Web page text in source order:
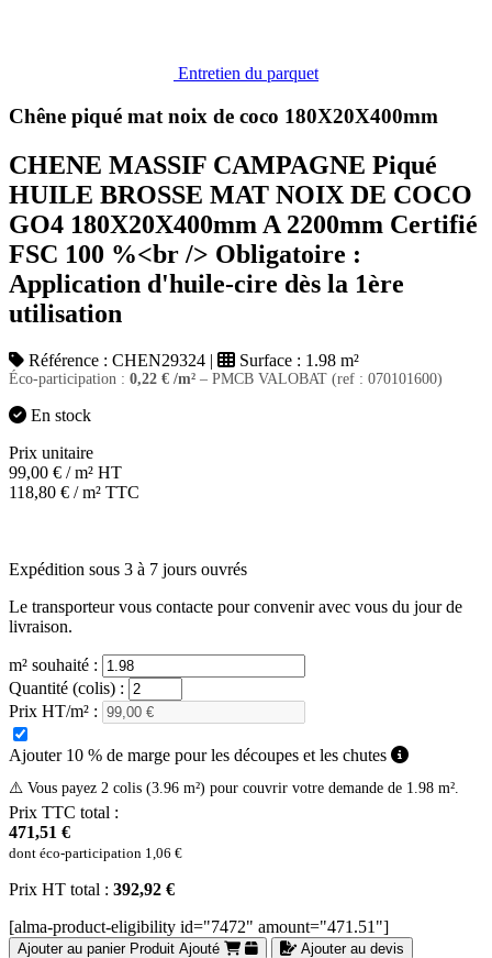
Entretien du parquet
Chêne piqué mat noix de coco 180X20X400mm
CHENE MASSIF CAMPAGNE Piqué
HUILE BROSSE MAT NOIX DE COCO
GO4 180X20X400mm A 2200mm Certifié
FSC 100 %<br /> Obligatoire :
Application d'huile-cire dès la 1ère
utilisation
Référence : CHEN29324 | Surface : 1.98 m²
Éco-participation : 0,22 € /m² – PMCB VALOBAT (ref : 070101600)
En stock
Prix unitaire
99,00 € / m² HT
118,80 € / m² TTC
Expédition sous 3 à 7 jours ouvrés
Le transporteur vous contacte pour convenir avec vous du jour de
livraison.
m² souhaité :
Quantité (colis) :
Prix HT/m² :
Ajouter 10 % de marge pour les découpes et les chutes
⚠️ Vous payez 2 colis (3.96 m²) pour couvrir votre demande de 1.98 m².
Prix TTC total :
471,51 €
dont éco-participation 1,06 €
Prix HT total : 392,92 €
[alma-product-eligibility id="7472" amount="471.51"]
Ajouter au panier Produit Ajouté Ajouter au devis